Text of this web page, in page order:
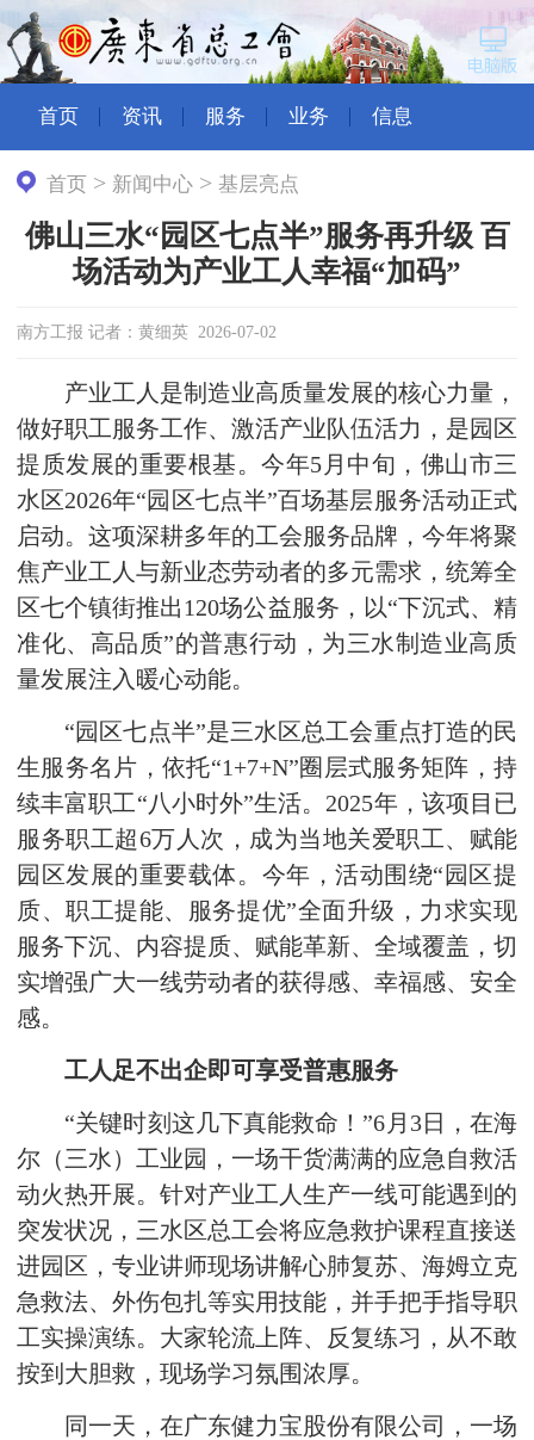
首页 资讯 服务 业务 信息
首页 > 新闻中心 >基层亮点
佛山三水“园区七点半”服务再升级 百
场活动为产业工人幸福“加码”
南方工报 记者：黄细英 2026-07-02
产业工人是制造业高质量发展的核心力量，
做好职工服务工作、激活产业队伍活力，是园区
提质发展的重要根基。今年5月中旬，佛山市三
水区2026年“园区七点半”百场基层服务活动正式
启动。这项深耕多年的工会服务品牌，今年将聚
焦产业工人与新业态劳动者的多元需求，统筹全
区七个镇街推出120场公益服务，以“下沉式、精
准化、高品质”的普惠行动，为三水制造业高质
量发展注入暖心动能。
“园区七点半”是三水区总工会重点打造的民
生服务名片，依托“1+7+N”圈层式服务矩阵，持
续丰富职工“八小时外”生活。2025年，该项目已
服务职工超6万人次，成为当地关爱职工、赋能
园区发展的重要载体。今年，活动围绕“园区提
质、职工提能、服务提优”全面升级，力求实现
服务下沉、内容提质、赋能革新、全域覆盖，切
实增强广大一线劳动者的获得感、幸福感、安全
感。
工人足不出企即可享受普惠服务
“关键时刻这几下真能救命！”6月3日，在海
尔（三水）工业园，一场干货满满的应急自救活
动火热开展。针对产业工人生产一线可能遇到的
突发状况，三水区总工会将应急救护课程直接送
进园区，专业讲师现场讲解心肺复苏、海姆立克
急救法、外伤包扎等实用技能，并手把手指导职
工实操演练。大家轮流上阵、反复练习，从不敢
按到大胆救，现场学习氛围浓厚。
同一天，在广东健力宝股份有限公司，一场